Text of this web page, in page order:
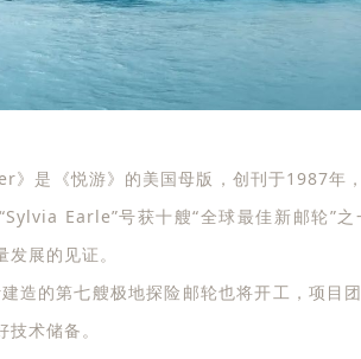
》是《悦游》的美国母版，创刊于1987年
Earle”号获十艘“全球最佳新邮轮”
展的见证。
造的第七艘极地探险邮轮也将开工，项目
术储备。